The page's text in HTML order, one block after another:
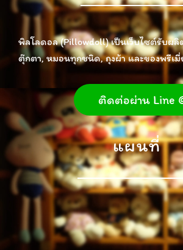
พิลโลดอล (Pillowdoll) เป็นเว็บไซต์รับผ
ตุ๊กตา, หมอนทุกชนิด, ถุงผ้า และของพรีเ
ติดต่อผ่าน Line
แผนที่